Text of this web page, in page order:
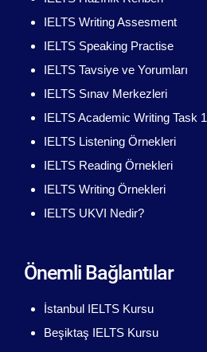
IELTS Writing Assesment
IELTS Speaking Practise
IELTS Tavsiye ve Yorumları
IELTS Sınav Merkezleri
IELTS Academic Writing Task 1
IELTS Listening Örnekleri
IELTS Reading Örnekleri
IELTS Writing Örnekleri
IELTS UKVI Nedir?
Önemli Bağlantılar
İstanbul IELTS Kursu
Beşiktaş IELTS Kursu